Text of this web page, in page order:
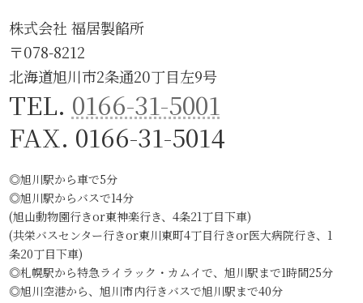
株式会社 福居製餡所
〒078-8212
北海道旭川市2条通20丁目左9号
TEL. 0166-31-5001
FAX. 0166-31-5014
◎旭川駅から車で5分
◎旭川駅からバスで14分
(旭山動物園行きor東神楽行き、4条21丁目下車)
(共栄バスセンター行きor東川東町4丁目行きor医大病院行き、1
条20丁目下車)
◎札幌駅から特急ライラック・カムイで、旭川駅まで1時間25分
◎旭川空港から、旭川市内行きバスで旭川駅まで40分